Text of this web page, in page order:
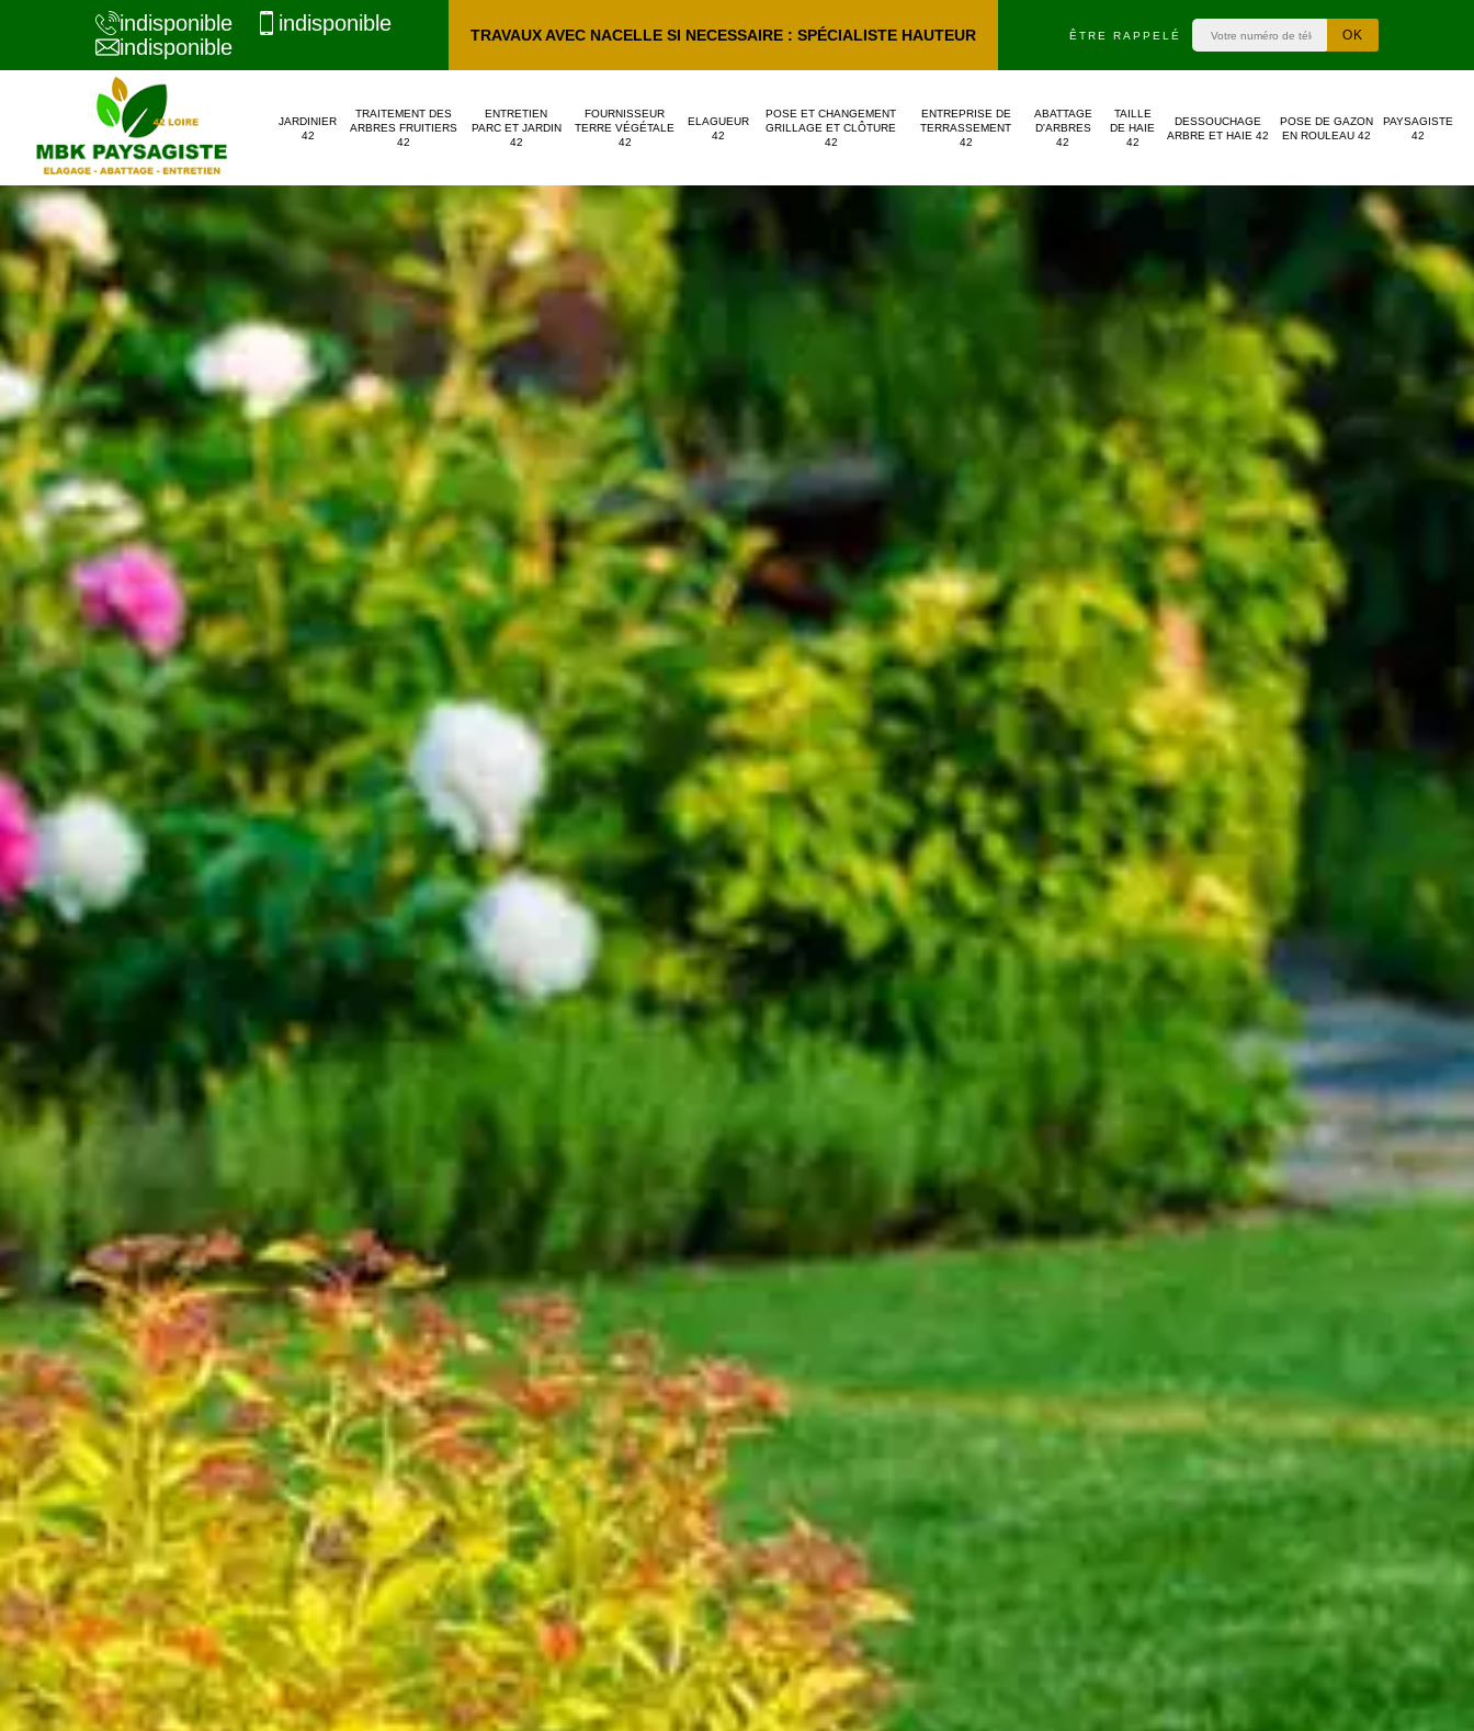
indisponible
indisponible
indisponible
TRAVAUX AVEC NACELLE SI NECESSAIRE : SPÉCIALISTE HAUTEUR ÊTRE RAPPELÉ
JARDINIER
42
TRAITEMENT DES
ARBRES FRUITIERS
42
ENTRETIEN
PARC ET JARDIN
42
FOURNISSEUR
TERRE VÉGÉTALE
42
ELAGUEUR
42
POSE ET CHANGEMENT
GRILLAGE ET CLÔTURE
42
ENTREPRISE DE
TERRASSEMENT
42
ABATTAGE
D'ARBRES
42
TAILLE
DE HAIE
42
DESSOUCHAGE
ARBRE ET HAIE 42
POSE DE GAZON
EN ROULEAU 42
PAYSAGISTE
42